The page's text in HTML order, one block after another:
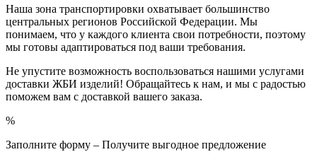
Наша зона транспортировки охватывает большинство
центральных регионов Российской Федерации. Мы
понимаем, что у каждого клиента свои потребности, поэтому
мы готовы адаптироваться под ваши требования.
Не упустите возможность воспользоваться нашими услугами
доставки ЖБИ изделий! Обращайтесь к нам, и мы с радостью
поможем вам с доставкой вашего заказа.
%
Заполните форму – Получите выгодное предложение